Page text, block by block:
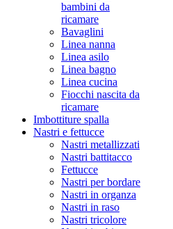
bambini da
ricamare
Bavaglini
Linea nanna
Linea asilo
Linea bagno
Linea cucina
Fiocchi nascita da
ricamare
Imbottiture spalla
Nastri e fettucce
Nastri metallizzati
Nastri battitacco
Fettucce
Nastri per bordare
Nastri in organza
Nastri in raso
Nastri tricolore